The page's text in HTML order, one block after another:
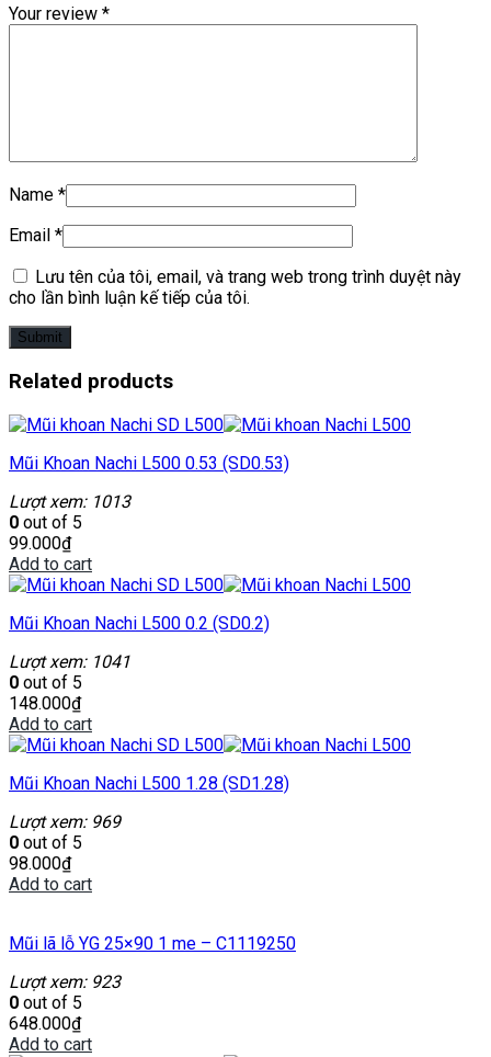
Your review *
Name *
Email *
Lưu tên của tôi, email, và trang web trong trình duyệt này
cho lần bình luận kế tiếp của tôi.
Related products
Mũi Khoan Nachi L500 0.53 (SD0.53)
Lượt xem: 1013
0 out of 5
99.000₫
Add to cart
Mũi Khoan Nachi L500 0.2 (SD0.2)
Lượt xem: 1041
0 out of 5
148.000₫
Add to cart
Mũi Khoan Nachi L500 1.28 (SD1.28)
Lượt xem: 969
0 out of 5
98.000₫
Add to cart
Mũi lã lỗ YG 25×90 1 me – C1119250
Lượt xem: 923
0 out of 5
648.000₫
Add to cart